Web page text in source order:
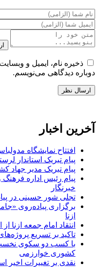
ذخیره نام، ایمیل و
دوباره دیدگاهی می‌نویسم.
آخرین اخبار
افتتاح نمایشگاه
پیام تبریک استاندار
پیام تبریک مدیر جهاد
پیام رئیس اداره فرهنگ
خبرنگار
تجلی شور حسینی در
برگزاری پیاده‌روی
ازنا
انتقاد امام جمعه ازنا
تاکید بر تسریع
با کسب دو سکوی نخست
کشوری خوارزمی
نقدی بر تغییرات اخیر